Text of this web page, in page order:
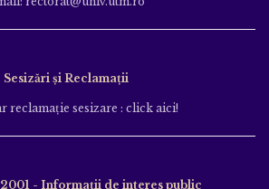
Sesizări și Reclamații
reclamație sesizare : click aici!
- Informații de interes public